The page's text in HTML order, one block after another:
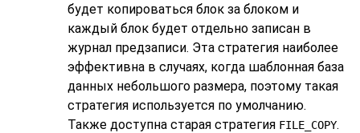
будет копироваться блок за блоком и
каждый блок будет отдельно записан в
журнал предзаписи. Эта стратегия наиболее
эффективна в случаях, когда шаблонная база
данных небольшого размера, поэтому такая
стратегия используется по умолчанию.
Также доступна старая стратегия FILE_COPY.